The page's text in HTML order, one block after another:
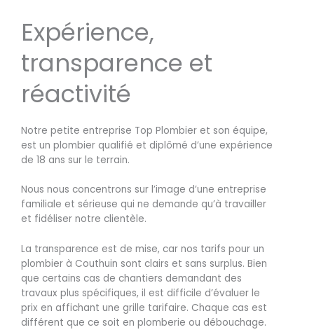
Expérience,
transparence et
réactivité
Notre petite entreprise Top Plombier et son équipe,
est un plombier qualifié et diplômé d’une expérience
de 18 ans sur le terrain.
Nous nous concentrons sur l’image d’une entreprise
familiale et sérieuse qui ne demande qu’à travailler
et fidéliser notre clientèle.
La transparence est de mise, car nos tarifs pour un
plombier à Couthuin sont clairs et sans surplus. Bien
que certains cas de chantiers demandant des
travaux plus spécifiques, il est difficile d’évaluer le
prix en affichant une grille tarifaire. Chaque cas est
différent que ce soit en plomberie ou débouchage.